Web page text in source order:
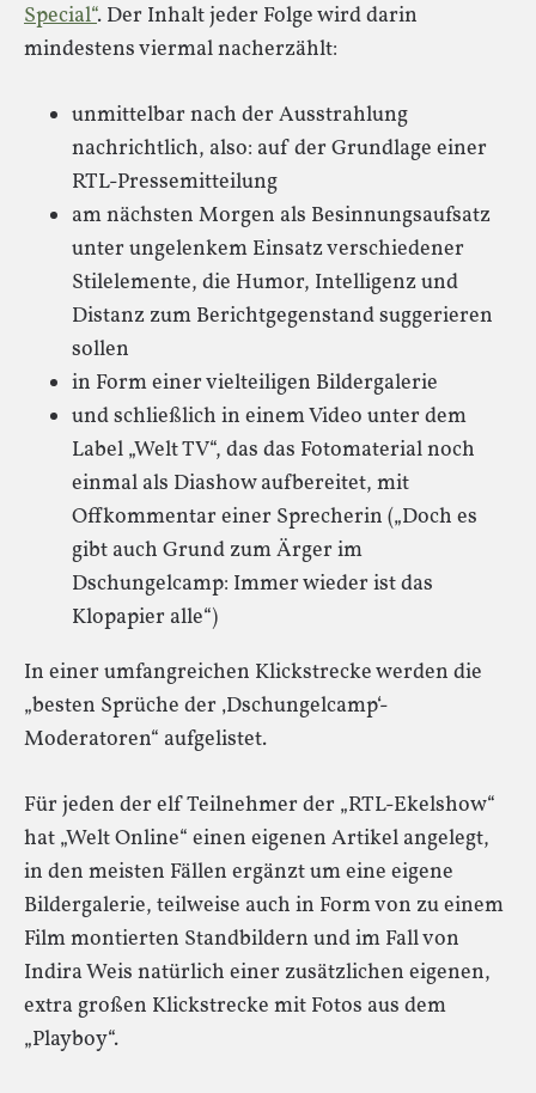
Special“. Der Inhalt jeder Folge wird darin
mindestens viermal nacherzählt:
unmittelbar nach der Ausstrahlung
nachrichtlich, also: auf der Grundlage einer
RTL-Pressemitteilung
am nächsten Morgen als Besinnungsaufsatz
unter ungelenkem Einsatz verschiedener
Stilelemente, die Humor, Intelligenz und
Distanz zum Berichtgegenstand suggerieren
sollen
in Form einer vielteiligen Bildergalerie
und schließlich in einem Video unter dem
Label „Welt TV“, das das Fotomaterial noch
einmal als Diashow aufbereitet, mit
Offkommentar einer Sprecherin („Doch es
gibt auch Grund zum Ärger im
Dschungelcamp: Immer wieder ist das
Klopapier alle“)
In einer umfangreichen Klickstrecke werden die
„besten Sprüche der ‚Dschungelcamp‘-
Moderatoren“ aufgelistet.
Für jeden der elf Teilnehmer der „RTL-Ekelshow“
hat „Welt Online“ einen eigenen Artikel angelegt,
in den meisten Fällen ergänzt um eine eigene
Bildergalerie, teilweise auch in Form von zu einem
Film montierten Standbildern und im Fall von
Indira Weis natürlich einer zusätzlichen eigenen,
extra großen Klickstrecke mit Fotos aus dem
„Playboy“.